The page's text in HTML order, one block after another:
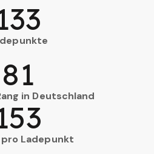
in Deutschland
81
pro Ladepunkt